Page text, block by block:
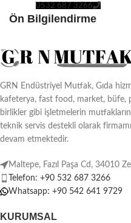
0532 687 3266
Ön Bilgilendirme
üretimimizdir.
Tüm ürünler
Avrupa
Standartlarına
göre
Türkiye ve tüm dünyayateslimat
seçenekleri.
Ürünlerin boyutuna göre
GRN Endüstriyel Mutfak, Gıda
kafeterya, fast food, market, büfe,
birlikler gibi işletmelerin
teknik servis destekli olarak
devam etmektedir.
Maltepe, Fazıl Paşa Cd, 34010
Telefon: +90 532 687 3266
Whatsapp: +90 542 641 9729
KURUMSAL